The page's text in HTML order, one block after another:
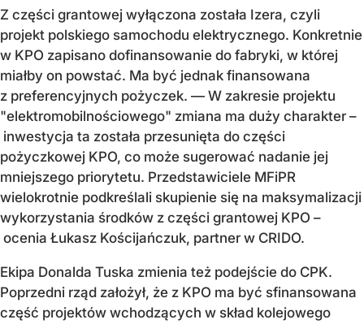
Z części grantowej wyłączona została Izera, czyli
projekt polskiego samochodu elektrycznego. Konkretnie
w KPO zapisano dofinansowanie do fabryki, w której
miałby on powstać. Ma być jednak finansowana
z preferencyjnych pożyczek. — W zakresie projektu
"elektromobilnościowego" zmiana ma duży charakter –
inwestycja ta została przesunięta do części
pożyczkowej KPO, co może sugerować nadanie jej
mniejszego priorytetu. Przedstawiciele MFiPR
wielokrotnie podkreślali skupienie się na maksymalizacji
wykorzystania środków z części grantowej KPO –
ocenia Łukasz Kościjańczuk, partner w CRIDO.
Ekipa Donalda Tuska zmienia też podejście do CPK.
Poprzedni rząd założył, że z KPO ma być sfinansowana
część projektów wchodzących w skład kolejowego